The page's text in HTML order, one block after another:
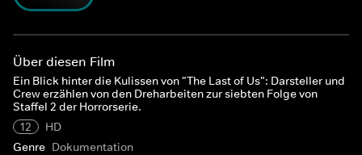
Über diesen Film
Ein Blick hinter die Kulissen von "The Last of Us": Darsteller und
Crew erzählen von den Dreharbeiten zur siebten Folge von
Staffel 2 der Horrorserie.
12
HD
Genre Dokumentation